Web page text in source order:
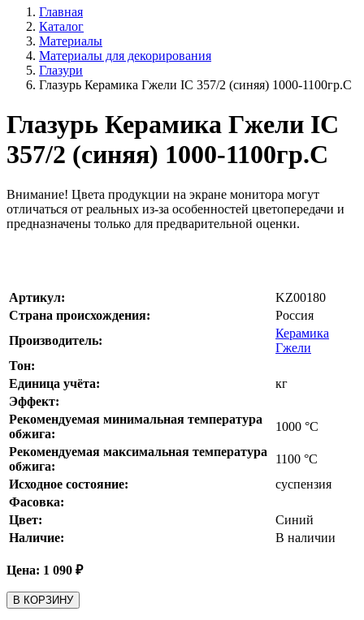
Главная
Каталог
Материалы
Материалы для декорирования
Глазури
Глазурь Керамика Гжели IC 357/2 (синяя) 1000-1100гр.С
Глазурь Керамика Гжели IC
357/2 (синяя) 1000-1100гр.С
Внимание! Цвета продукции на экране монитора могут
отличаться от реальных из-за особенностей цветопередачи и
предназначены только для предварительной оценки.
Артикул:
KZ00180
Страна происхождения:
Россия
Производитель:
Керамика
Гжели
Тон:
Единица учёта:
кг
Эффект:
Рекомендуемая минимальная температура
обжига:
1000 °С
Рекомендуемая максимальная температура
обжига:
1100 °С
Исходное состояние:
суспензия
Фасовка:
Цвет:
Синий
Наличие:
В наличии
Цена: 1 090 ₽
В КОРЗИНУ